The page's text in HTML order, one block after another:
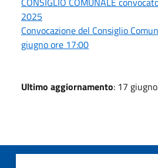
2025
Convocazione del Consiglio
giugno ore 17:00
Ultimo aggiornamento: 17